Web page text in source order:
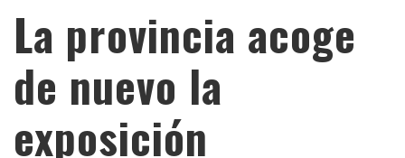
La provincia acoge
de nuevo la
exposición